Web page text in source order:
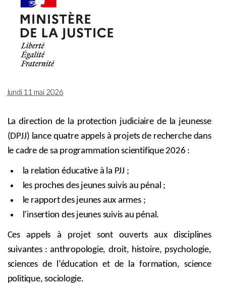
lundi 11 mai 2026
La direction de la protection judiciaire de la jeunesse
(DPJJ) lance quatre appels à projets de recherche dans
le cadre de sa programmation scientifique 2026 :
la relation éducative à la PJJ ;
les proches des jeunes suivis au pénal ;
le rapport des jeunes aux armes ;
l’insertion des jeunes suivis au pénal.
Ces appels à projet sont ouverts aux disciplines
suivantes : anthropologie, droit, histoire, psychologie,
sciences de l’éducation et de la formation, science
politique, sociologie.